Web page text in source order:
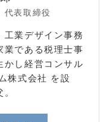
表取締役
工業デザイン事務
業である税理士事
かし経営コンサル
株式会社 を設